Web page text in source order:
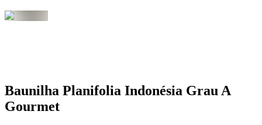
Baunilha Planifolia Indonésia Grau A
Gourmet